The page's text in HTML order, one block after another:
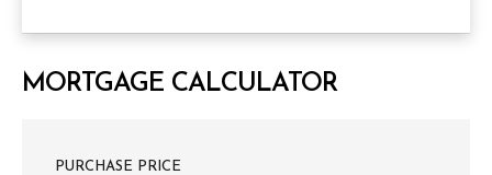
MORTGAGE CALCULATOR
PURCHASE PRICE